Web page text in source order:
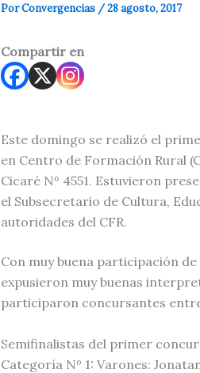
PorConvergencias /28 agosto, 2017
Compartir en
Este domingo se realizó el
en Centro de Formación Rural
Cicaré Nº 4551. Estuvieron
el Subsecretario de Cultura,
autoridades del CFR.
Con muy buena participación
expusieron muy buenas
participaron concursantes entre
Semifinalistas del primer
Categoría Nº 1: Varones: